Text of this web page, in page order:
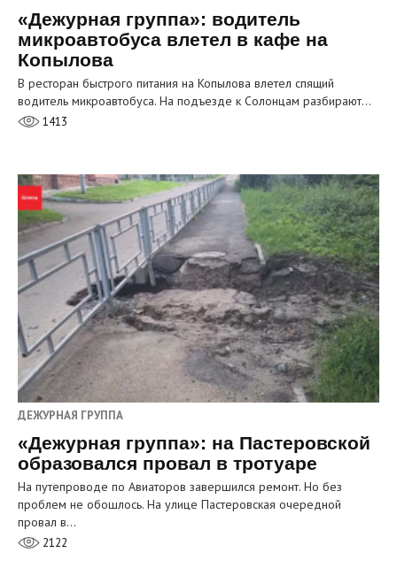
«Дежурная группа»: водитель
микроавтобуса влетел в кафе на
Копылова
В ресторан быстрого питания на Копылова влетел спящий
водитель микроавтобуса. На подъезде к Солонцам разбирают…
1413
ДЕЖУРНАЯ ГРУППА
«Дежурная группа»: на Пастеровской
образовался провал в тротуаре
На путепроводе по Авиаторов завершился ремонт. Но без
проблем не обошлось. На улице Пастеровская очередной
провал в…
2122